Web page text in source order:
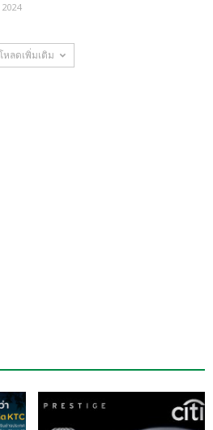
หลดเพิ่มเติม